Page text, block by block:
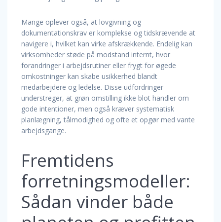
Mange oplever også, at lovgivning og
dokumentationskrav er komplekse og tidskrævende at
navigere i, hvilket kan virke afskrækkende. Endelig kan
virksomheder støde på modstand internt, hvor
forandringer i arbejdsrutiner eller frygt for øgede
omkostninger kan skabe usikkerhed blandt
medarbejdere og ledelse. Disse udfordringer
understreger, at grøn omstilling ikke blot handler om
gode intentioner, men også kræver systematisk
planlægning, tålmodighed og ofte et opgør med vante
arbejdsgange.
Fremtidens
forretningsmodeller:
Sådan vinder både